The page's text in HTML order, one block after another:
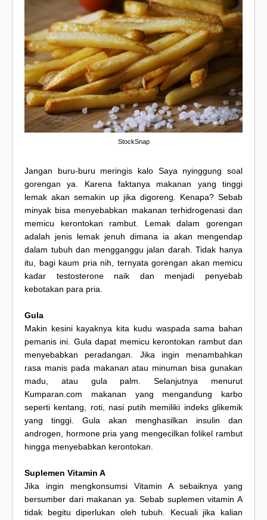
StockSnap
Jangan buru-buru meringis kalo Saya nyinggung soal
gorengan ya. Karena faktanya makanan yang tinggi
lemak akan semakin up jika digoreng. Kenapa? Sebab
minyak bisa menyebabkan makanan terhidrogenasi dan
memicu kerontokan rambut. Lemak dalam gorengan
adalah jenis lemak jenuh dimana ia akan mengendap
dalam tubuh dan mengganggu jalan darah. Tidak hanya
itu, bagi kaum pria nih, ternyata gorengan akan memicu
kadar testosterone naik dan menjadi penyebab
kebotakan para pria.
Gula
Makin kesini kayaknya kita kudu waspada sama bahan
pemanis ini. Gula dapat memicu kerontokan rambut dan
menyebabkan peradangan. Jika ingin menambahkan
rasa manis pada makanan atau minuman bisa gunakan
madu, atau gula palm. Selanjutnya menurut
Kumparan.com makanan yang mengandung karbo
seperti kentang, roti, nasi putih memiliki indeks glikemik
yang tinggi. Gula akan menghasilkan insulin dan
androgen, hormone pria yang mengecilkan folikel rambut
hingga menyebabkan kerontokan.
Suplemen Vitamin A
Jika ingin mengkonsumsi Vitamin A sebaiknya yang
bersumber dari makanan ya. Sebab suplemen vitamin A
tidak begitu diperlukan oleh tubuh. Kecuali jika kalian